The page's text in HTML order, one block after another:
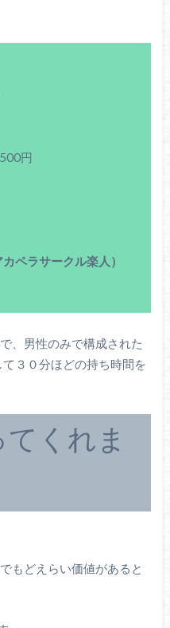
円
ペラサークル楽人）
、男性のみで構成された
て３０分ほどの持ち時間を
くれま
もどえらい価値があると